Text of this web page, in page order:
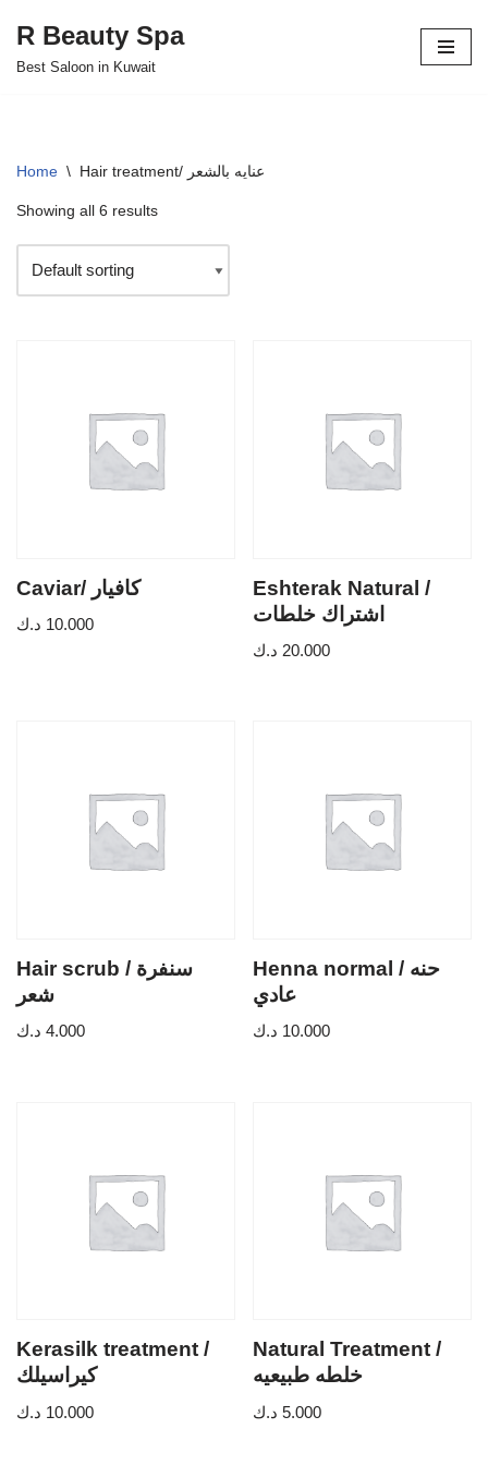
Skip
R Beauty Spa
Best Saloon in Kuwait
Home \ Hair treatment/ عنايه بالشعر
Showing all 6 results
Caviar/ كافيار
10.000 د.ك
Eshterak Natural /
اشتراك خلطات
20.000 د.ك
Hair scrub / سنفرة
شعر
4.000 د.ك
Henna normal / حنه
عادي
10.000 د.ك
Kerasilk treatment /
كيراسيلك
10.000 د.ك
Natural Treatment /
خلطه طبيعيه
5.000 د.ك